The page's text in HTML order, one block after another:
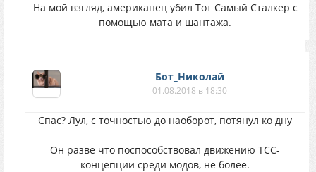
На мой взгляд, американец убил Тот Самый Сталкер с
помощью мата и шантажа.
Бот_Николай
01.08.2018 в 18:30
Спас? Лул, с точностью до наоборот, потянул ко дну
Он разве что поспособствовал движению ТСС-
концепции среди модов, не более.